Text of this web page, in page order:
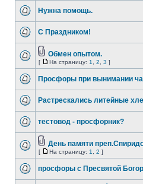
Нужна помощь.
С Праздником!
Обмен опытом.
[ На страницу: 1 2 3 ]
Просфоры при вынимании
Растрескались литейные
тестовод - просфорник?
День памяти
[ На страницу: 1 2 ]
просфоры с Пресвятой